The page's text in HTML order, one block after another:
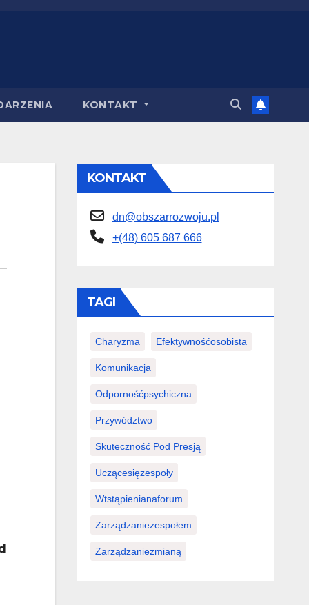
KONTAKT
KONTAKT
dn@obszarrozwoju.pl
+(48) 605 687 666
TAGI
Charyzma Efektywnośćosobista
Komunikacja
Odpornośćpsychiczna
Przywództwo
Skuteczność Pod Presją
Uczącesięzespoły
Wtstąpienianaforum
Zarządzaniezespołem
Zarządzaniezmianą